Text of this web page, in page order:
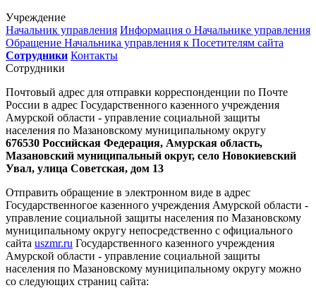
Учреждение
Начальник управления Информация о Начальнике управления
Обращение Начальника управления к Посетителям сайта
Сотрудники Контакты
Сотрудники
Почтовый адрес для отправки корреспонденции по Почте
России в адрес Государственного казенного учреждения
Амурской области - управление социальной защиты
населения по Мазановскому муниципальному округу
676530 Российская Федерация, Амурская область,
Мазановский муниципальный округ, село Новокиевский
Увал, улица Советская, дом 13
Отправить обращение в электронном виде в адрес
Государственногое казенного учреждения Амурской области -
управление социальной защиты населения по Мазановскому
муниципальному округу непосредственно с официального
сайта uszmr.ru Государственного казенного учреждения
Амурской области - управление социальной защиты
населения по Мазановскому муниципальному округу можно
со следующих страниц сайта: